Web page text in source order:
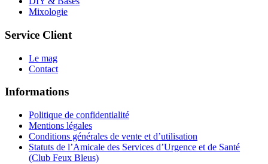
Mixologie
Service Client
Le mag
Contact
Informations
Politique de confidentialité
Mentions légales
Conditions générales de vente et d’utilisation
Statuts de l’Amicale des Services d’Urgence et de Santé
(Club Feux Bleus)